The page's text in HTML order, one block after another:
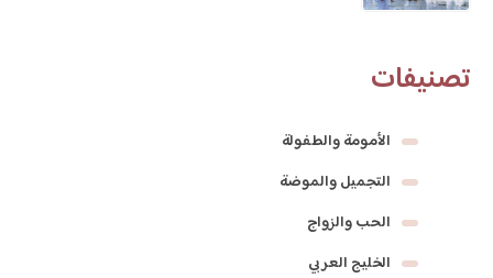
تصنيفات
الأمومة والطفولة
التجميل والموضة
الحب والزواج
الخليج العربي